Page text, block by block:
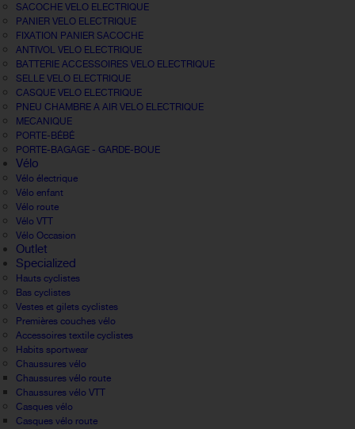
SACOCHE VELO ELECTRIQUE
PANIER VELO ELECTRIQUE
FIXATION PANIER SACOCHE
ANTIVOL VELO ELECTRIQUE
BATTERIE ACCESSOIRES VELO ELECTRIQUE
SELLE VELO ELECTRIQUE
CASQUE VELO ELECTRIQUE
PNEU CHAMBRE A AIR VELO ELECTRIQUE
MECANIQUE
PORTE-BÉBÉ
PORTE-BAGAGE - GARDE-BOUE
Vélo
Vélo électrique
Vélo enfant
Vélo route
Vélo VTT
Vélo Occasion
Outlet
Specialized
Hauts cyclistes
Bas cyclistes
Vestes et gilets cyclistes
Premières couches vélo
Accessoires textile cyclistes
Habits sportwear
Chaussures vélo
Chaussures vélo route
Chaussures vélo VTT
Casques vélo
Casques vélo route